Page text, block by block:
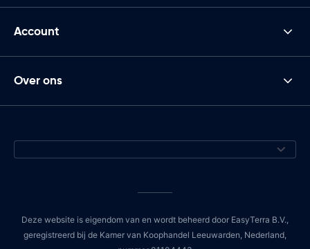
Account
Over ons
Deze website is eigendom van en wordt beheerd door EasyTerra B.V.,
geregistreerd bij de Kamer van Koophandel Leeuwarden, Nederland,